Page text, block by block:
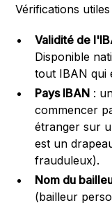
Vérifications utiles
Validité de
Disponible
tout IBAN qui
Pays IBAN :
commencer
étranger sur
est un
frauduleux).
Nom du
(bailleur